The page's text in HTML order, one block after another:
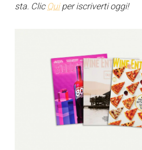
sta. ClicQuiper iscriverti oggi!